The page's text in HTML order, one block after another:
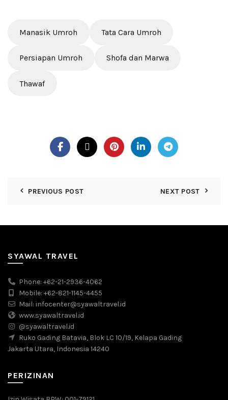
Manasik Umroh Tata Cara Umroh
Persiapan Umroh Shofa dan Marwa
Thawaf
PREVIOUS POST NEXT POST
SYAWAL TRAVEL
Phone: +62-21-2936-4062
Mobile: +62-821-1145-4455
Mail: infocenter@syawaltravel.id
www.syawaltravel.id
@syawaltravel.id
Ruko Gading Batavia, Blok LC 10/19, Kelapa Gading
Jakarta Utara, Indonesia 14240
PERIZINAN